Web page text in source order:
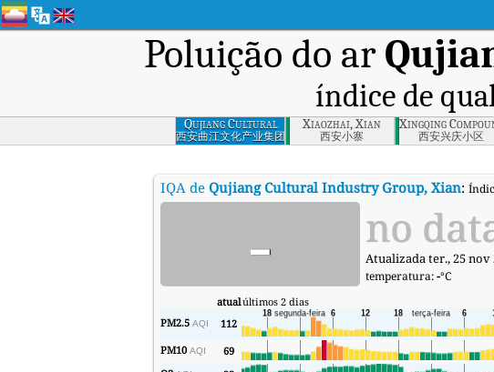
Poluição do ar
índice de
Qujiang Cultural
Industry Group,
Xian
西安曲江文化产业集团
Xiaozhai, Xian
西安小寨
Xingqing
西安兴庆小区
IQA de Qujiang Cultural Industry Group, Xian:
- no
Atualizada ter., 25 nov
temperatura:-°C
atualúltimos 2 dias
PM2.5 AQI 112
PM10 AQI 69